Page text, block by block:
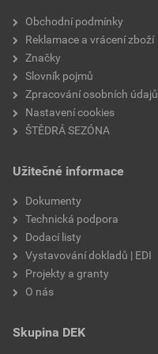
Velikost
faktor difuzního odporu
materiálová báze
Obchodní podmínky
Reklamace a vrácení zboží
Značky
Slovník pojmů
Zpracování osobních údajů
Nastavení cookies
ŠTĚDRÁ SEZÓNA
Užitečné informace
Dokumenty
Technická podpora
Dodací listy
Vystavování dokladů | EDI
Projekty a granty
O nás
Skupina DEK